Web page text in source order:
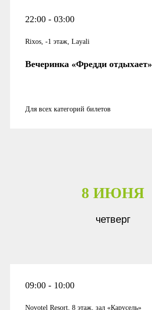
22:00 - 03:00
Rixos, -1 этаж, Layali
Вечеринка «Фредди отдыхает»
Для всех категорий билетов
8 ИЮНЯ
четверг
09:00 - 10:00
Novotel Resort, 8 этаж, зал «Карусель»